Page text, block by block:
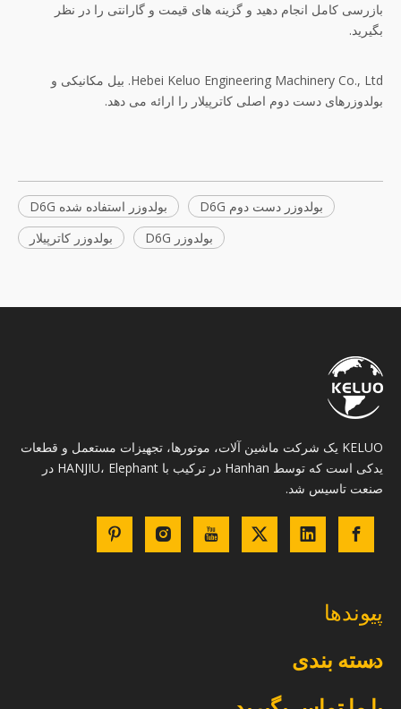
بازرسی کامل انجام دهید و گزینه های قیمت و گارانتی را در نظر
بگیرید.
Hebei Keluo Engineering Machinery Co., Ltd. بیل مکانیکی و
بولدوزرهای دست دوم اصلی کاترپیلار را ارائه می دهد.
بولدوزر استفاده شده D6G
بولدوزر دست دوم D6G
بولدوزر کاترپیلار
بولدوزر D6G
KELUO یک شرکت ماشین آلات، موتورها، تجهیزات مستعمل و قطعات
یدکی است که توسط Hanhan در ترکیب با HANJIU، Elephant در
صنعت تاسیس شد.
پیوندها
دسته بندی